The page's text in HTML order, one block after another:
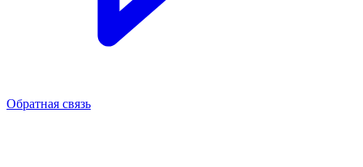
Обратная связь